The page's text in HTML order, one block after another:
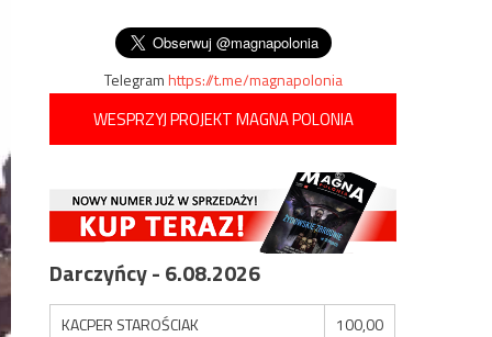
Telegramhttps://t.me/magnapolonia
WESPRZYJ PROJEKT MAGNA POLONIA
Darczyńcy - 6.08.2026
KACPER STAROŚCIAK
100,00